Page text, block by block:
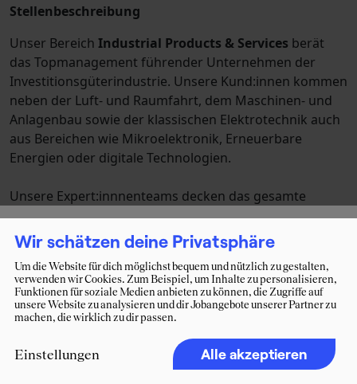
Wir schätzen deine Privatsphäre
Um die Website für dich möglichst bequem und nützlich zu gestalten,
verwenden wir Cookies. Zum Beispiel, um Inhalte zu personalisieren,
Funktionen für soziale Medien anbieten zu können, die Zugriffe auf
unsere Website zu analysieren und dir Jobangebote unserer Partner zu
machen, die wirklich zu dir passen.
Einstellungen Alle akzeptieren